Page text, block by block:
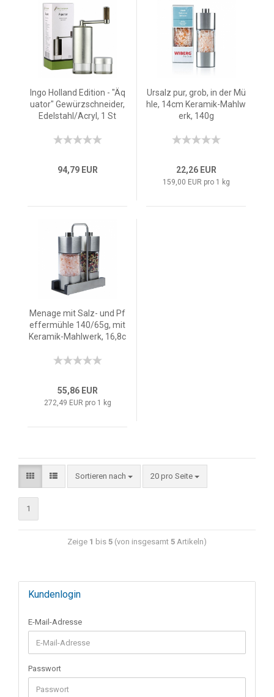
Ingo Holland Edition - "Äq
uator" Gewürzschneider,
Edelstahl/Acryl, 1 St
94,79 EUR
Ursalz pur, grob, in der Mü
hle, 14cm Keramik-Mahlw
erk, 140g
22,26 EUR
159,00 EUR pro 1 kg
Menage mit Salz- und Pf
effermühle 140/65g, mit
Keramik-Mahlwerk, 16,8c
55,86 EUR
272,49 EUR pro 1 kg
Sortieren nach 20 pro Seite
1
Zeige 1 bis 5 (von insgesamt 5 Artikeln)
Kundenlogin
E-Mail-Adresse
Passwort